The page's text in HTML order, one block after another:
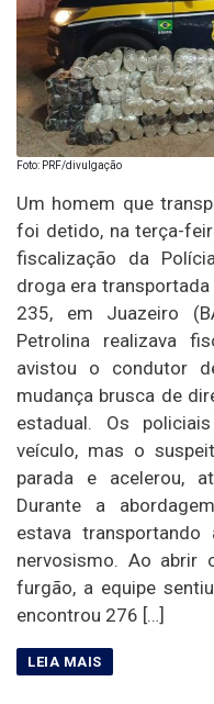
Foto: PRF/divulgação
Um homem que
foi detido, na terça-
fiscalização da
droga era
235, em Juazeiro
Petrolina realizava
avistou o condutor
mudança brusca de
estadual. Os
veículo, mas o
parada e acelerou,
Durante a
estava transportando
nervosismo. Ao abrir
furgão, a equipe
encontrou 276 […]